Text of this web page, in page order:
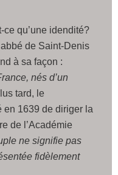
ce qu’une idendité?
de Saint-Denis
à sa façon :
nés d’un
tard, le
en 1639 de diriger la
de l’Académie
ne signifie pas
fidèlement